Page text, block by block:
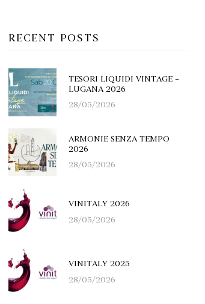
RECENT POSTS
TESORI LIQUIDI VINTAGE –
LUGANA 2026
28/05/2026
ARMONIE SENZA TEMPO
2026
28/05/2026
VINITALY 2026
28/05/2026
VINITALY 2025
28/05/2026